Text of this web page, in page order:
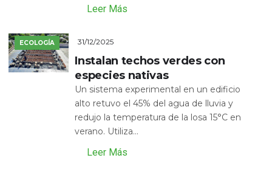
Leer Más
ECOLOGÍA 31/12/2025
Instalan techos verdes con
especies nativas
Un sistema experimental en un edificio
alto retuvo el 45% del agua de lluvia y
redujo la temperatura de la losa 15°C en
verano. Utiliza...
Leer Más